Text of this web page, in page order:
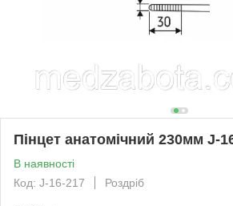
Пінцет анатомічний 230мм J-
В наявності
Код: J-16-217
Роздріб